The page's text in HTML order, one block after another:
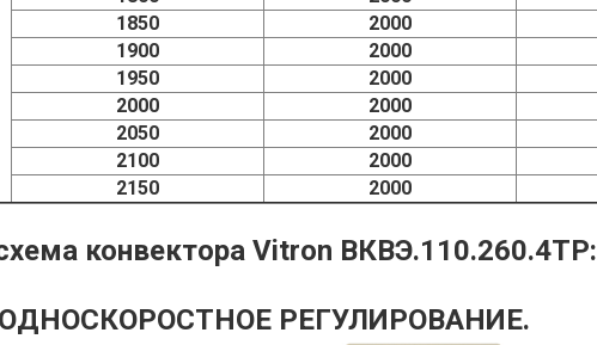
1850
2000
1900
2000
1950
2000
2000
2000
2050
2000
2100
2000
2150
2000
конвектора Vitron ВКВЭ.110.260.4ТР:
ОДНОСКОРОСТНОЕ РЕГУЛИРОВАНИЕ.